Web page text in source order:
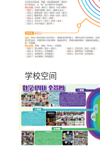
学校空间